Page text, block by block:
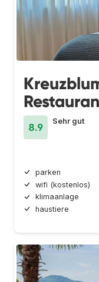
8.9
Sehr gut
parken
wifi (kostenlos)
klimaanlage
haustiere